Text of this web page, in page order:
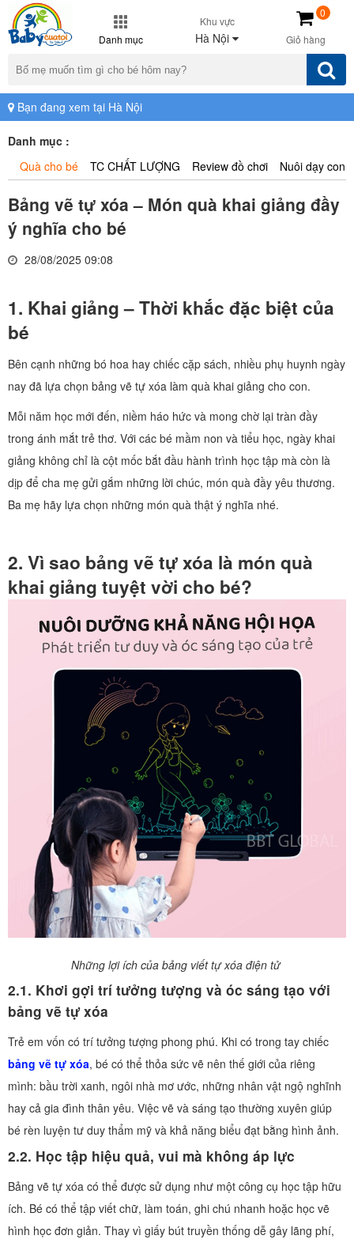
Danh mục
Khu vực
Hà Nội Giỏ hàng
0
Bạn đang xem tại Hà Nội
Danh mục :
Quà cho bé
TC CHẤT LƯỢNG Review đồ chơi Nuôi dạy con
Bảng vẽ tự xóa – Món quà khai giảng đầy
ý nghĩa cho bé
28/08/2025 09:08
1. Khai giảng – Thời khắc đặc biệt của
bé
Bên cạnh những bó hoa hay chiếc cặp sách, nhiều phụ huynh ngày
nay đã lựa chọn bảng vẽ tự xóa làm quà khai giảng cho con.
Mỗi năm học mới đến, niềm háo hức và mong chờ lại tràn đầy
trong ánh mắt trẻ thơ. Với các bé mầm non và tiểu học, ngày khai
giảng không chỉ là cột mốc bắt đầu hành trình học tập mà còn là
dịp để cha mẹ gửi gắm những lời chúc, món quà đầy yêu thương.
Ba mẹ hãy lựa chọn những món quà thật ý nghĩa nhé.
2. Vì sao bảng vẽ tự xóa là món quà
khai giảng tuyệt vời cho bé?
Những lợi ích của bảng viết tự xóa điện tử
2.1. Khơi gợi trí tưởng tượng và óc sáng tạo với
bảng vẽ tự xóa
Trẻ em vốn có trí tưởng tượng phong phú. Khi có trong tay chiếc
bảng vẽ tự xóa, bé có thể thỏa sức vẽ nên thế giới của riêng
mình: bầu trời xanh, ngôi nhà mơ ước, những nhân vật ngộ nghĩnh
hay cả gia đình thân yêu. Việc vẽ và sáng tạo thường xuyên giúp
bé rèn luyện tư duy thẩm mỹ và khả năng biểu đạt bằng hình ảnh.
2.2. Học tập hiệu quả, vui mà không áp lực
Bảng vẽ tự xóa có thể được sử dụng như một công cụ học tập hữu
ích. Bé có thể tập viết chữ, làm toán, ghi chú nhanh hoặc học vẽ
hình học đơn giản. Thay vì giấy bút truyền thống dễ gây lãng phí,